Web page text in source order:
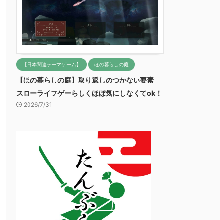
【日本関連テーマゲーム】 ほの暮らしの庭
【ほの暮らしの庭】取り返しのつかない要素
スローライフゲーらしくほぼ気にしなくてok！
2026/7/31